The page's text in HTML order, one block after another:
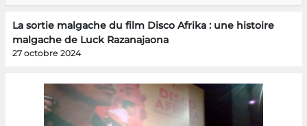
La sortie malgache du film Disco Afrika : une histoire
malgache de Luck Razanajaona
27 octobre 2024